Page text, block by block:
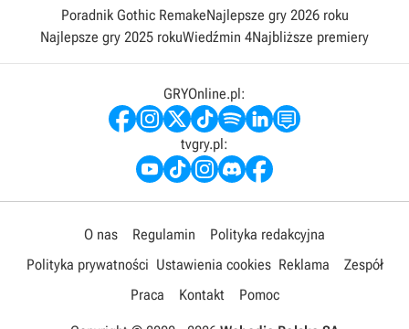
Poradnik Gothic RemakeNajlepsze gry 2026 roku
Najlepsze gry 2025 rokuWiedźmin 4Najbliższe premiery
GRYOnline.pl:
tvgry.pl:
O nas Regulamin
Polityka redakcyjna
Polityka prywatności Ustawienia cookies Reklama
Zespół
Praca
Kontakt Pomoc